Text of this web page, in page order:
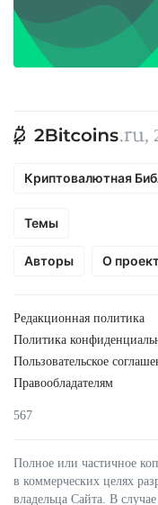
,
Криптовалютная
Темы
Авторы О
Редакционная политика
Политика
Пользовательское
Правообладателям
567
Полное или частичное
в коммерческих целях
владельца Сайта. В